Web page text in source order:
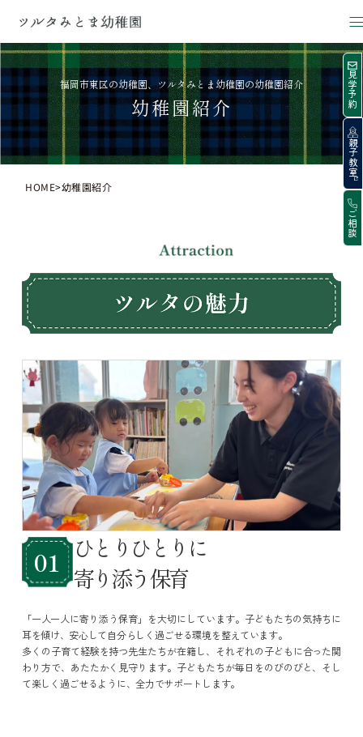
見学予約
親子教室
ご相談
福岡市東区の幼稚園、ツルタみとま幼稚園の幼稚園紹介
幼稚園紹介
HOME>幼稚園紹介
01 ひとりひとりに
寄り添う保育
「一人一人 に寄り添う保育」を大切にしています。子どもたちの気持ちに
耳を傾け、安心して自分らしく過ごせる環境を整えています。
多くの子育て経験を持つ先生たちが在籍し、それぞれの子どもに合った関
わり方で、あたたかく見守ります。子どもたちが毎日をのびのびと、そし
て楽しく過ごせるように、全力でサポートします。